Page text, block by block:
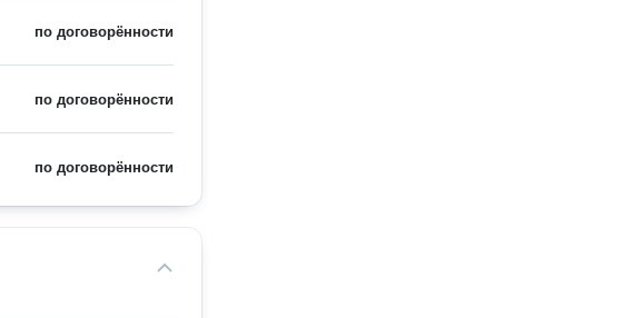
по договорённости
по договорённости
по договорённости